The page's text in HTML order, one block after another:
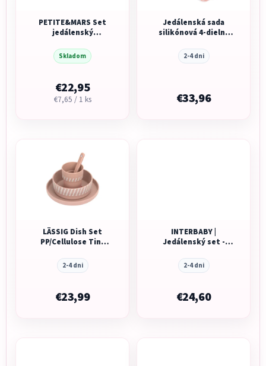
PETITE&MARS Set
jedálenský
TAKE&MATCH 3 ks
Skladom
€22,95
Jednotková
€7,65 / 1 ks
Jedálenská sada
silikónová 4-dielna
2-4 dni
€33,96
LÄSSIG Dish Set
PP/Cellulose Tiny
2-4 dni
€23,99
INTERBABY |
Jedálenský set -
2-4 dni
€24,60